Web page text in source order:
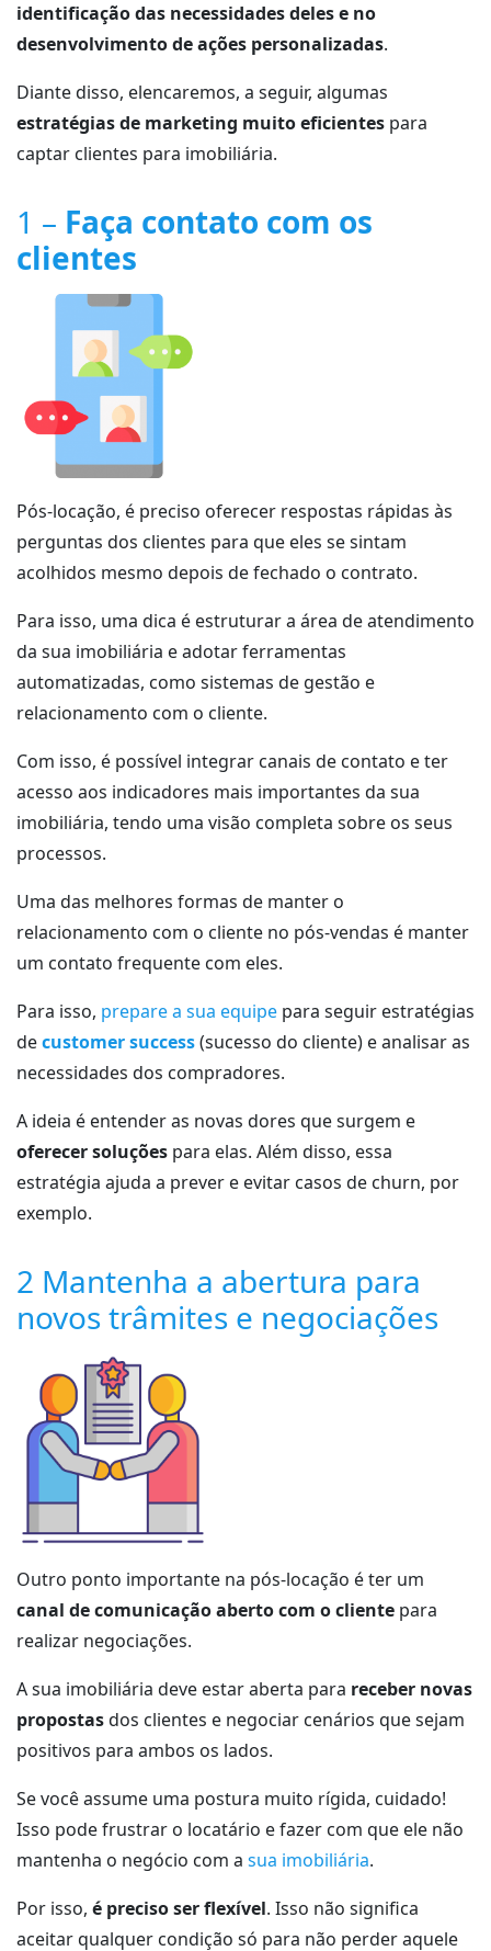
identificação das necessidades deles e no
desenvolvimento de ações personalizadas.
Diante disso, elencaremos, a seguir, algumas
estratégias de marketing muito eficientes para
captar clientes para imobiliária.
1 – Faça contato com os
clientes
Pós-locação, é preciso oferecer respostas rápidas às
perguntas dos clientes para que eles se sintam
acolhidos mesmo depois de fechado o contrato.
Para isso, uma dica é estruturar a área de atendimento
da sua imobiliária e adotar ferramentas
automatizadas, como sistemas de gestão e
relacionamento com o cliente.
Com isso, é possível integrar canais de contato e ter
acesso aos indicadores mais importantes da sua
imobiliária, tendo uma visão completa sobre os seus
processos.
Uma das melhores formas de manter o
relacionamento com o cliente no pós-vendas é manter
um contato frequente com eles.
Para isso, prepare a sua equipe para seguir estratégias
decustomer success(sucesso do cliente) e analisar as
necessidades dos compradores.
A ideia é entender as novas dores que surgem e
oferecer soluções para elas. Além disso, essa
estratégia ajuda a prever e evitar casos de churn, por
exemplo.
2 Mantenha a abertura para
novos trâmites e negociações
Outro ponto importante na pós-locação é ter um
canal de comunicação aberto com o cliente para
realizar negociações.
A sua imobiliária deve estar aberta para receber novas
propostasdos clientes e negociar cenários que sejam
positivos para ambos os lados.
Se você assume uma postura muito rígida, cuidado!
Isso pode frustrar o locatário e fazer com que ele não
mantenha o negócio com a sua imobiliária.
Por isso, é preciso ser flexível. Isso não significa
aceitar qualquer condição só para não perder aquele